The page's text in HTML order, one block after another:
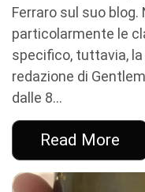
Ferraro sul suo
particolarmente le
specifico, tuttavia,
redazione di
dalle 8...
Read More